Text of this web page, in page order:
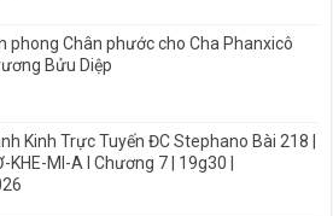
phong Chân phước cho Cha Phanxicô
Bửu Diệp
Kinh Trực Tuyến ĐC Stephano Bài 218 |
KHE-MI-A I Chương 7 | 19g30 |